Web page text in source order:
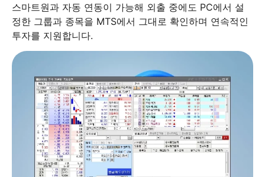
스마트원과 자동 연동이 가능해 외출 중에도 PC에서 설
정한 그룹과 종목을 MTS에서 그대로 확인하며 연속적인
투자를 지원합니다.